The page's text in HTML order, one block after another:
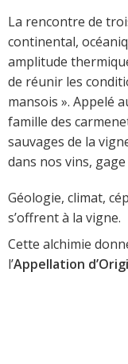
La rencontre de
continental,
amplitude
de réunir les
mansois ». Appelé
famille des
sauvages de la
dans nos vins,
Géologie, climat,
s’offrent à la vigne.
Cette alchimie
l’Appellation